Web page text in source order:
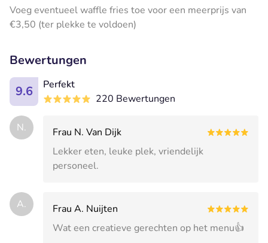
Voeg eventueel waffle fries toe voor een meerprijs van
€3,50 (ter plekke te voldoen)
Bewertungen
9.6
Perfekt
220 Bewertungen
N.
Frau N. Van Dijk
Lekker eten, leuke plek, vriendelijk
personeel.
A.
Frau A. Nuijten
Wat een creatieve gerechten op het menu👍